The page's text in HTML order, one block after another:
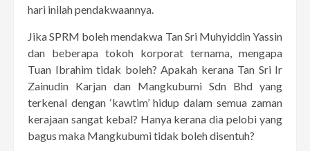
hari inilah pendakwaannya.
Jika SPRM boleh mendakwa Tan Sri Muhyiddin Yassin
dan beberapa tokoh korporat ternama, mengapa
Tuan Ibrahim tidak boleh? Apakah kerana Tan Sri Ir
Zainudin Karjan dan Mangkubumi Sdn Bhd yang
terkenal dengan ‘kawtim’ hidup dalam semua zaman
kerajaan sangat kebal? Hanya kerana dia pelobi yang
bagus maka Mangkubumi tidak boleh disentuh?